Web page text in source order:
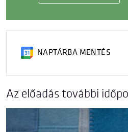
NAPTÁRBA MENTÉS
Az előadás további